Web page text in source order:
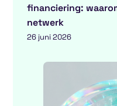
financiering:
netwerk
26 juni 2026